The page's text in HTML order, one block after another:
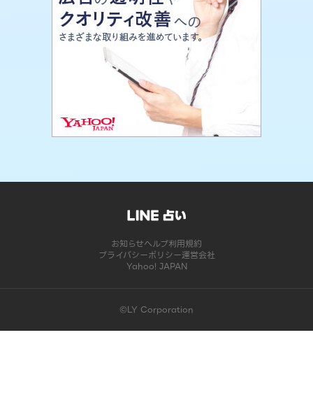
お知らせヘルプ利用規約
プライバシーポリシー運営会社
Yahoo! JAPAN
©LY Corporation
このコンテンツは掲載が終了しました | LINE占い